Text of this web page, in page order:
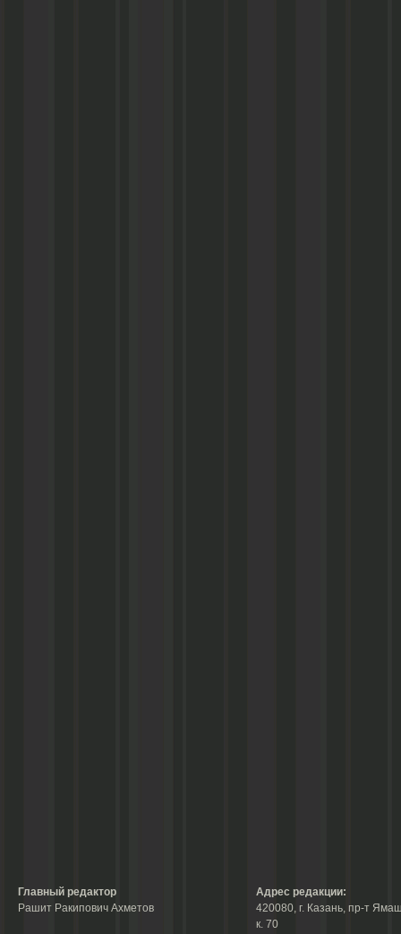
Главный редактор
Рашит Ракипович Ахметов
Адрес редакции:
420080, г. Казань, пр-т
к. 70